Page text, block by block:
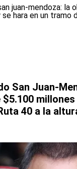
San Juan-
millones
40 a la